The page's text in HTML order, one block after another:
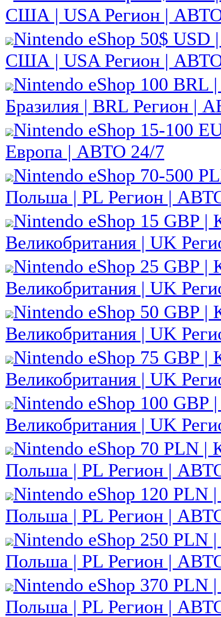
США | USA Регион |
Nintendo eShop 50$ USD
США | USA Регион |
Nintendo eShop 100 BRL
Бразилия | BRL Регион |
Nintendo eShop 15-100
Европа | АВТО 24/7
Nintendo eShop 70-500
Польша | PL Регион |
Nintendo eShop 15 GBP |
Великобритания | UK
Nintendo eShop 25 GBP |
Великобритания | UK
Nintendo eShop 50 GBP |
Великобритания | UK
Nintendo eShop 75 GBP |
Великобритания | UK
Nintendo eShop 100 GBP
Великобритания | UK
Nintendo eShop 70 PLN |
Польша | PL Регион |
Nintendo eShop 120 PLN |
Польша | PL Регион |
Nintendo eShop 250 PLN |
Польша | PL Регион |
Nintendo eShop 370 PLN |
Польша | PL Регион |